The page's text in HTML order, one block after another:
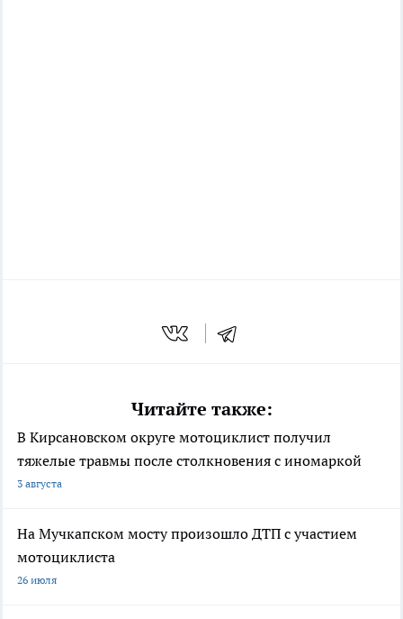
Читайте также:
В Кирсановском округе мотоциклист получил
тяжелые травмы после столкновения с иномаркой
3 августа
На Мучкапском мосту произошло ДТП с участием
мотоциклиста
26 июля